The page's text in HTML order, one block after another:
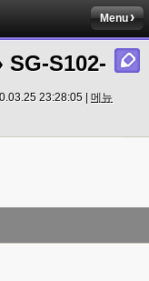
Menu
SG-S102-
23:28:05 | 메뉴